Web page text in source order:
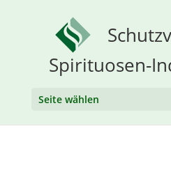
Spirituosen-
Seite wählen